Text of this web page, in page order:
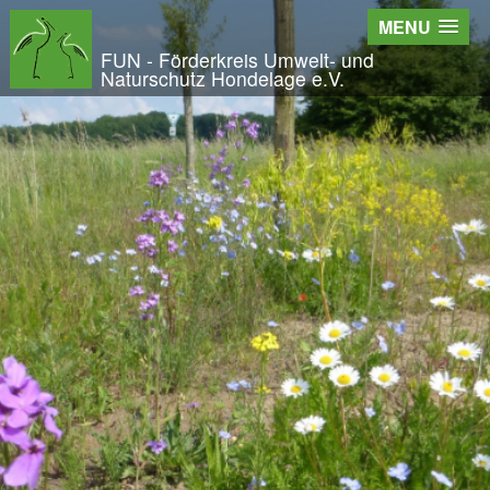
Wir - der FUN
Der Verein
Entstehung und Geschichte
Kontakt
Der Vorstand
Orts- und Arbeitsgruppen
Bundesfreiwilligendienst und Freiwilliges
Satzung und Leitbild
Veröffentlichungen
Projekte und Aktivitäten
Initiative Langes Leben
Urwald Hondelage
Togo - ein Projekt in Afrika
GAK-Projekte
Nistkästen
FUN - Förderkreis Umwelt- und
Naturschutz Hondelage e.V.
MENU